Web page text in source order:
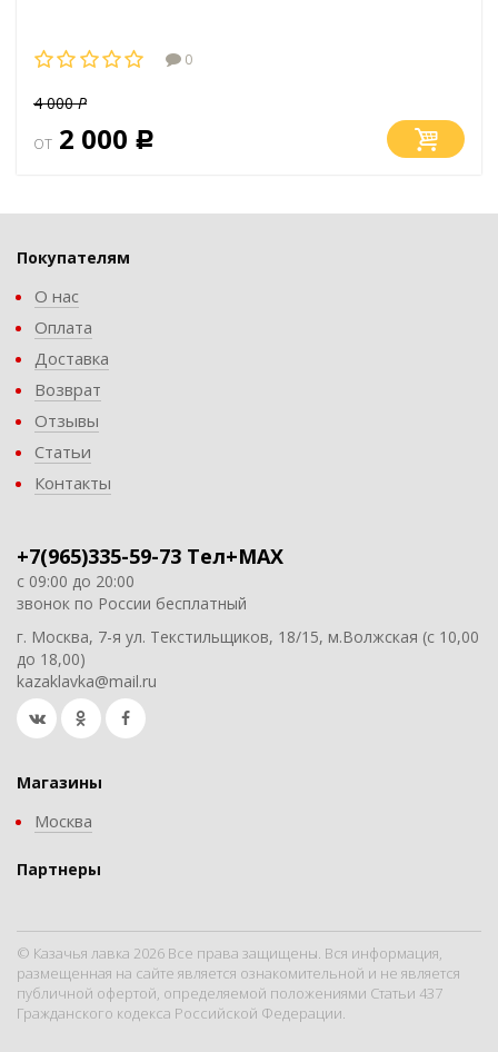
0
4 000Р
от 2 000 Р
Покупателям
О нас
Оплата
Доставка
Возврат
Отзывы
Статьи
Контакты
+7(965)335-59-73 Тел+MAX
с 09:00 до 20:00
звонок по России бесплатный
г. Москва, 7-я ул. Текстильщиков, 18/15, м.Волжская (с 10,00
до 18,00)
kazaklavka@mail.ru
Магазины
Москва
Партнеры
© Казачья лавка 2026 Все права защищены. Вся информация,
размещенная на сайте является ознакомительной и не является
публичной офертой, определяемой положениями Статьи 437
Гражданского кодекса Российской Федерации.